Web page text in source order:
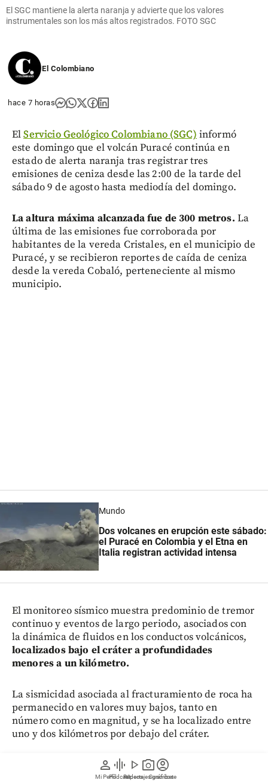
person
Mi Perfil
graphic_eq
Pódcast
play_arrow
Videos
photo_camera
Reportajes gráficos
account_circle
Suscríbete
El SGC mantiene la alerta naranja y advierte que los valores
instrumentales son los más altos registrados. FOTO SGC
El Colombiano
hace 7 horas
ElServicio Geológico Colombiano (SGC) informó
este domingo que el volcán Puracé continúa en
estado de alerta naranja tras registrar tres
emisiones de ceniza desde las 2:00 de la tarde del
sábado 9 de agosto hasta mediodía del domingo.
La altura máxima alcanzada fue de 300 metros. La
última de las emisiones fue corroborada por
habitantes de la vereda Cristales, en el municipio de
Puracé, y se recibieron reportes de caída de ceniza
desde la vereda Cobaló, perteneciente al mismo
municipio.
Mundo
Dos volcanes en erupción este sábado:
el Puracé en Colombia y el Etna en
Italia registran actividad intensa
El monitoreo sísmico muestra predominio de tremor
continuo y eventos de largo periodo, asociados con
la dinámica de fluidos en los conductos volcánicos,
localizados bajo el cráter a profundidades
menores a un kilómetro.
La sismicidad asociada al fracturamiento de roca ha
permanecido en valores muy bajos, tanto en
número como en magnitud, y se ha localizado entre
uno y dos kilómetros por debajo del cráter.
En materia de gases, los valores de flujo de dióxido
de azufre permanecen por encima del promedio